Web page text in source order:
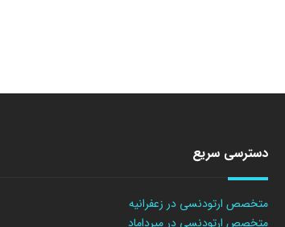
دسترسی سریع
متخصص ارتودنسی در زعفرانیه
متخصص ارتودنسی در میرداماد